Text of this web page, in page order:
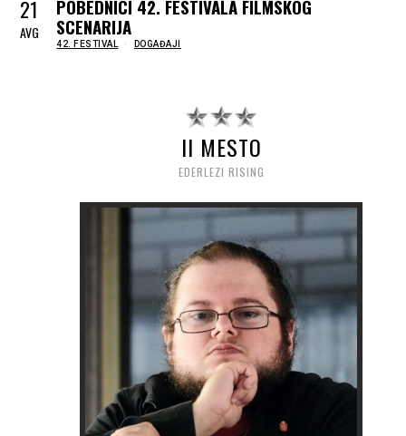
21
AVG
POBEDNICI 42. FESTIVALA FILMSKOG
SCENARIJA
IN
42. FESTIVAL DOGAĐAJI
II MESTO
EDERLEZI RISING